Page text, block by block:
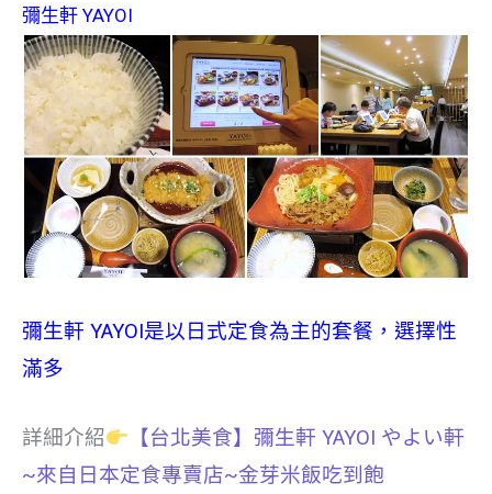
彌生軒 YAYOI
彌生軒 YAYOI是以日式定食為主的套餐，選擇性
滿多
詳細介紹
【台北美食】彌生軒 YAYOI やよい軒
~來自日本定食專賣店~金芽米飯吃到飽